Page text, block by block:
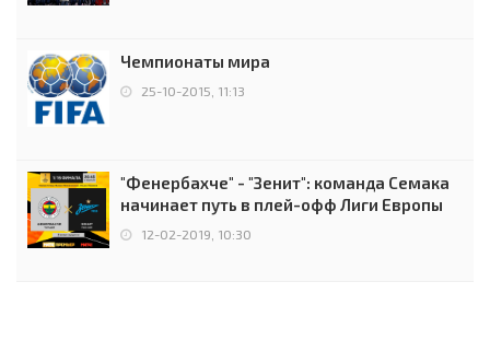
Чемпионаты мира
25-10-2015, 11:13
"Фенербахче" - "Зенит": команда Семака
начинает путь в плей-офф Лиги Европы
12-02-2019, 10:30